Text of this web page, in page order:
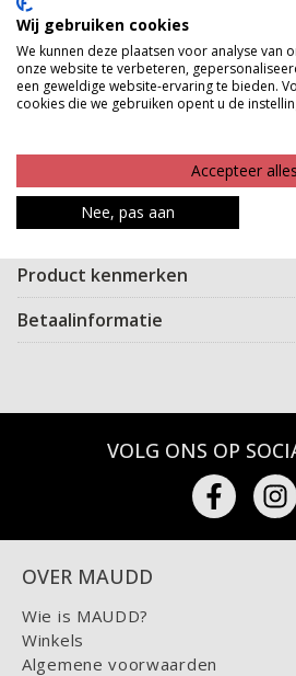
Ga comfortabel en stijlvol de
prachtige jurk! Met zijn wijde
touwtje in de taille en lange rok
have. Combineer deze jurk met
vest voor de koelere
veelzijdige en elegante jurk toe
geniet de hele zomer lang van
Product kenmerken
Betaalinformatie
VOLG ONS OP
OVER MAUDD
Wie is MAUDD?
Winkels
Algemene voorwaarden
Wij gebruiken cookies
We kunnen deze plaatsen voor analyse van
onze website te verbeteren,
een geweldige website-ervaring te bieden.
cookies die we gebruiken opent u de
Accepteer alles
Nee, pas aan